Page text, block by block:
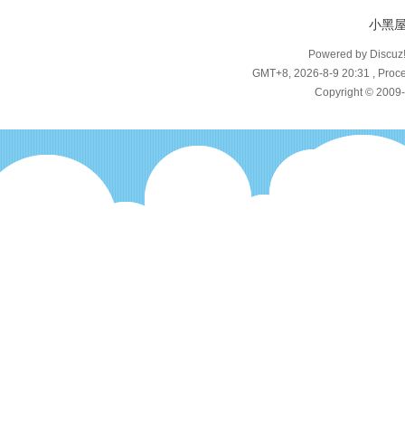
小黑
Powered by
GMT+8, 2026-8-9 20:31 ,
Copyright ©